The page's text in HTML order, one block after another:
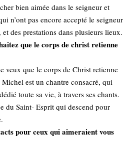
bien aimée dans le seigneur et
n’ont pas encore accepté le seigneur
et des prestations dans plusieurs lieux.
que le corps de christ retienne
veux que le corps de Christ retienne
est un chantre consacré, qui
toute sa vie, à travers ses chants.
du Saint- Esprit qui descend pour
pour ceux qui aimeraient vous